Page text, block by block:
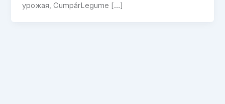
урожая, CumpărLegume […]